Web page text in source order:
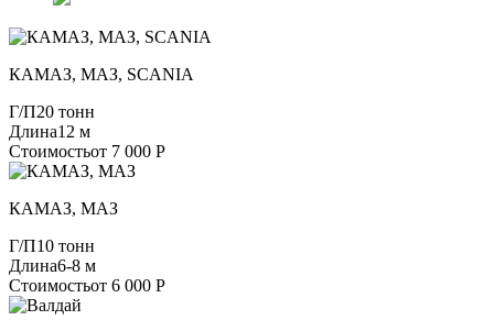
КАМАЗ, МАЗ, SCANIA
Г/П20 тонн
Длина12 м
Стоимостьот 7 000 Р
КАМАЗ, МАЗ
Г/П10 тонн
Длина6-8 м
Стоимостьот 6 000 Р